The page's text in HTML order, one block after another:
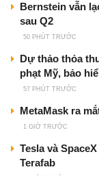
Bernstein vẫn
sau Q2
50 PHÚT TRƯỚC
Dự thảo thỏa
phạt Mỹ, bảo
57 PHÚT TRƯỚC
MetaMask ra
1 GIỜ TRƯỚC
Tesla và
Terafab